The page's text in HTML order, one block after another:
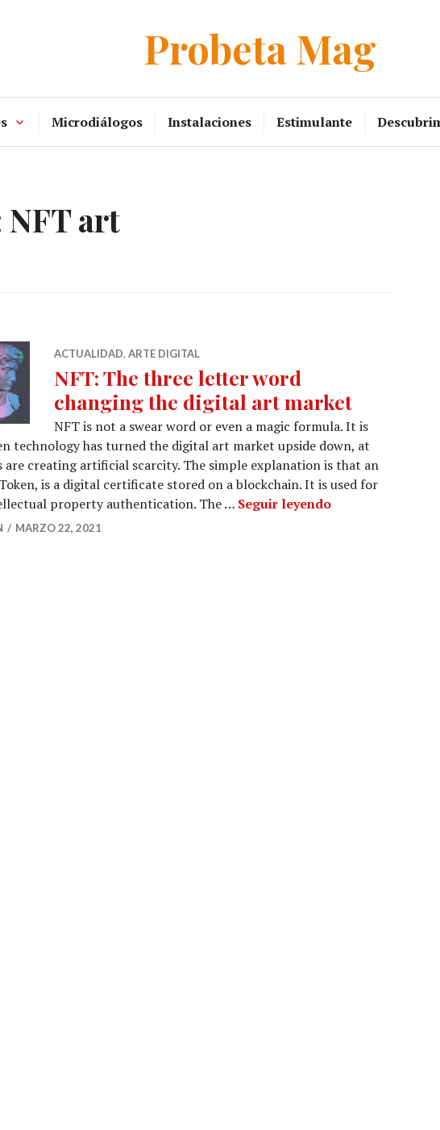
Probeta Mag
Microdiálogos Instalaciones Estimulante
NFT art
ACTUALIDAD, ARTE DIGITAL
NFT: The three letter word
changing the digital art market
NFT is not a swear word or even a magic formula. It is
technology has turned the digital art market upside down, at
are creating artificial scarcity. The simple explanation is that an
is a digital certificate stored on a blockchain. It is used for
property authentication. The … Seguir leyendoNFT: The three
MARZO 22, 2021